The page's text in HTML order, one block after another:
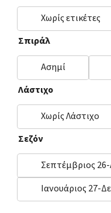
Χωρίς ετικέτες
Σπιράλ
Ασημί
Λάστιχο
Χωρίς Λάστιχο
Σεζόν
Σεπτέμβριος
Ιανουάριος 27-